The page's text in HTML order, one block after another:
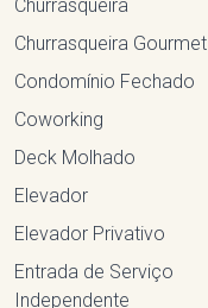
Churrasqueira
Churrasqueira Gourmet
Condomínio Fechado
Coworking
Deck Molhado
Elevador
Elevador Privativo
Entrada de Serviço
Independente